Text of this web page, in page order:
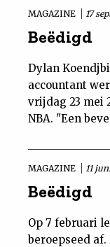
MAGAZINE 17
Beëdigd
Dylan
accountant
vrijdag 23 mei
NBA. "Een
MAGAZINE 11
Beëdigd
Op 7 februari
beroepseed